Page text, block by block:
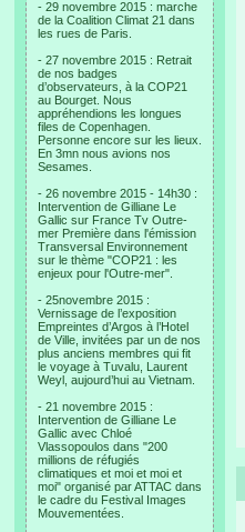
- 29 novembre 2015 : marche
de la Coalition Climat 21 dans
les rues de Paris.
- 27 novembre 2015 : Retrait
de nos badges
d’observateurs, à la COP21
au Bourget. Nous
appréhendions les longues
files de Copenhagen.
Personne encore sur les lieux.
En 3mn nous avions nos
Sesames.
- 26 novembre 2015 - 14h30 :
Intervention de Gilliane Le
Gallic sur France Tv Outre-
mer Première dans l'émission
Transversal Environnement
sur le thème "COP21 : les
enjeux pour l'Outre-mer".
- 25novembre 2015 :
Vernissage de l’exposition
Empreintes d’Argos à l’Hotel
de Ville, invitées par un de nos
plus anciens membres qui fit
le voyage à Tuvalu, Laurent
Weyl, aujourd’hui au Vietnam.
- 21 novembre 2015 :
Intervention de Gilliane Le
Gallic avec Chloé
Vlassopoulos dans "200
millions de réfugiés
climatiques et moi et moi et
moi" organisé par ATTAC dans
le cadre du Festival Images
Mouvementées.